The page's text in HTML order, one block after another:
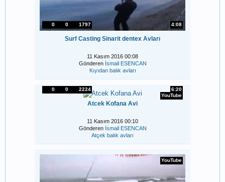
0 0 1797 4:08
Surf Casting Sinarit dentex Avları
11 Kasım 2016 00:08
Gönderen İsmail ESENCAN
Kıyıdan balık avları
YouTube
0 0 2224 6:20
Atcek Kofana Avi
11 Kasım 2016 00:10
Gönderen İsmail ESENCAN
Atçek balık avları
YouTube